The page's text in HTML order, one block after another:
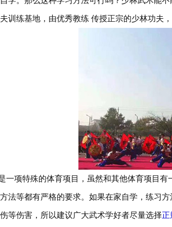
训练基地，由优秀教练 传授正宗的少林功夫，
特殊的体育项目，虽然和其他体育项目有
法等都有严格的要求。如果在家自学，练习
等伤害，所以建议广大武术学好者尽量选择正